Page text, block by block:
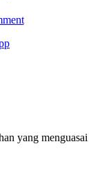
yang menguasai